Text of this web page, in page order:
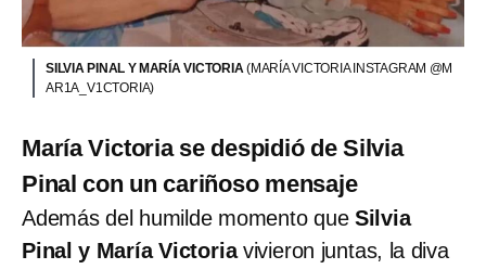
SILVIA PINAL Y MARÍA VICTORIA(MARÍA VICTORIA INSTAGRAM @M
AR1A_V1CTORIA)
María Victoria se despidió de Silvia
Pinal con un cariñoso mensaje
Además del humilde momento que Silvia
Pinal y María Victoriavivieron juntas, la diva